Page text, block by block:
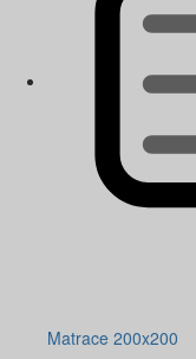
Matrace 200x200